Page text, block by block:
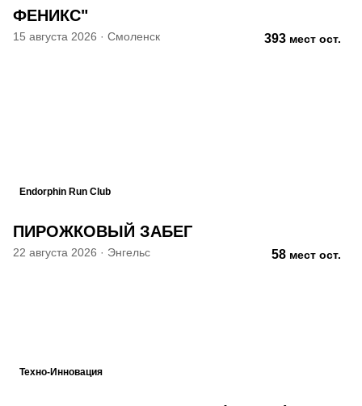
ФЕНИКС"
15 августа 2026 · Смоленск 393 мест ост.
Endorphin Run Club
ПИРОЖКОВЫЙ ЗАБЕГ
22 августа 2026 · Энгельс 58 мест ост.
Техно-Инновация